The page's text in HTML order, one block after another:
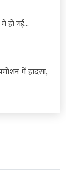
हो गई...
में हादसा,